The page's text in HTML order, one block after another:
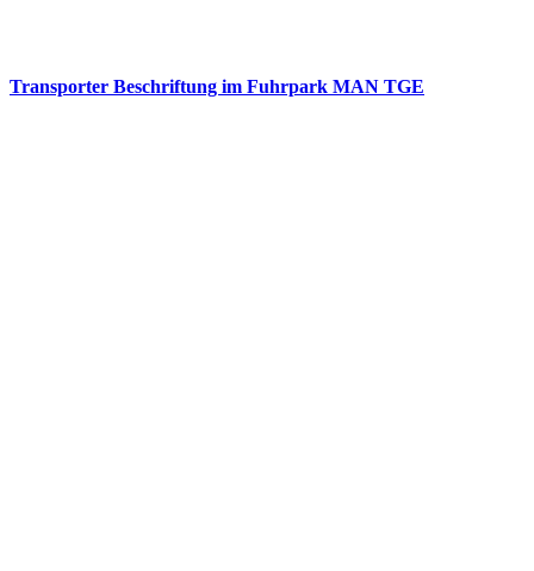
Transporter Beschriftung im Fuhrpark MAN TGE